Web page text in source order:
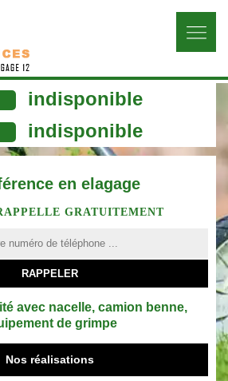
indisponible
indisponible
en elagage
GRATUITEMENT
avec nacelle, camion benne,
de grimpe
Nos réalisations